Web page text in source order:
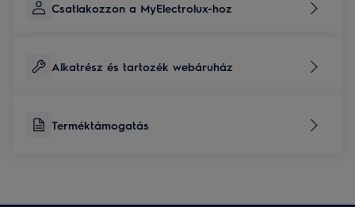
Csatlakozzon a MyElectrolux-hoz
Alkatrész és tartozék webáruház
Terméktámogatás